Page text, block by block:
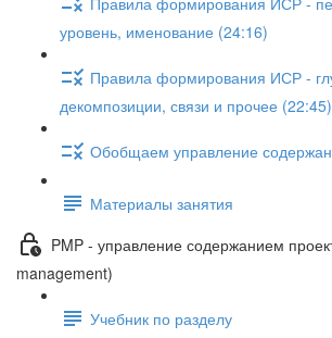
уровень, именование (24:16)
Правила формирования ИСР -
декомпозиции, связи и прочее (22:45)
Обобщаем управление
Материалы занятия
PMP - управление содержанием
management)
Учебник по разделу